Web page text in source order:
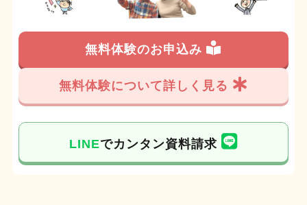
無料体験のお申込み
無料体験について詳しく見る
LINEでカンタン資料請求